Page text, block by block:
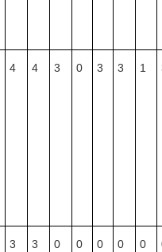
4 4 3 0 3 3 1
3 3 0 0 0 0 0